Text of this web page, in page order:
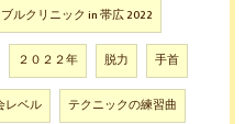
ルクリニック in 帯広 2022
２０２２年 脱力 手首
レベル テクニックの練習曲